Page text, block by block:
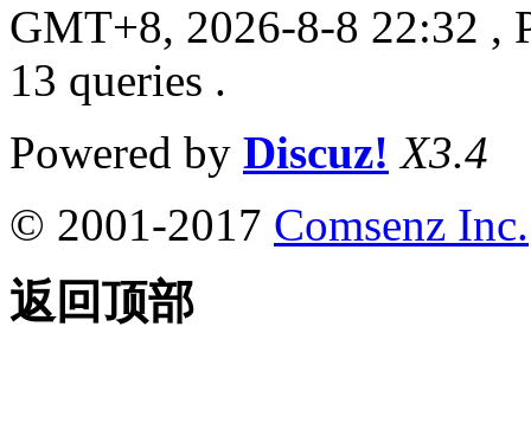
GMT+8, 2026-8-8 22:32 ,
13 queries .
Powered by Discuz! X3.4
© 2001-2017 Comsenz Inc.
返回顶部